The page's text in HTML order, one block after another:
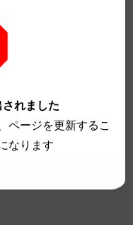
れました
ページを更新するこ
なります